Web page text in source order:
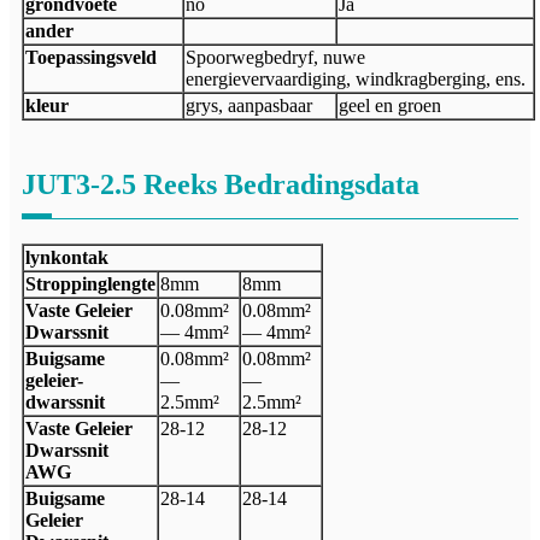
grondvoete no
Ja
ander
Toepassingsveld
Spoorwegbedryf, nuwe
energievervaardiging, windkragberging, ens.
kleur
grys, aanpasbaar geel en groen
JUT3-2.5 Reeks Bedradingsdata
lynkontak
Stroppinglengte 8mm
8mm
Vaste Geleier
Dwarssnit
0.08mm²
— 4mm²
0.08mm²
— 4mm²
Buigsame
geleier-
dwarssnit
0.08mm²
—
2.5mm²
0.08mm²
—
2.5mm²
Vaste Geleier
Dwarssnit
AWG
28-12 28-12
Buigsame
Geleier
28-14 28-14